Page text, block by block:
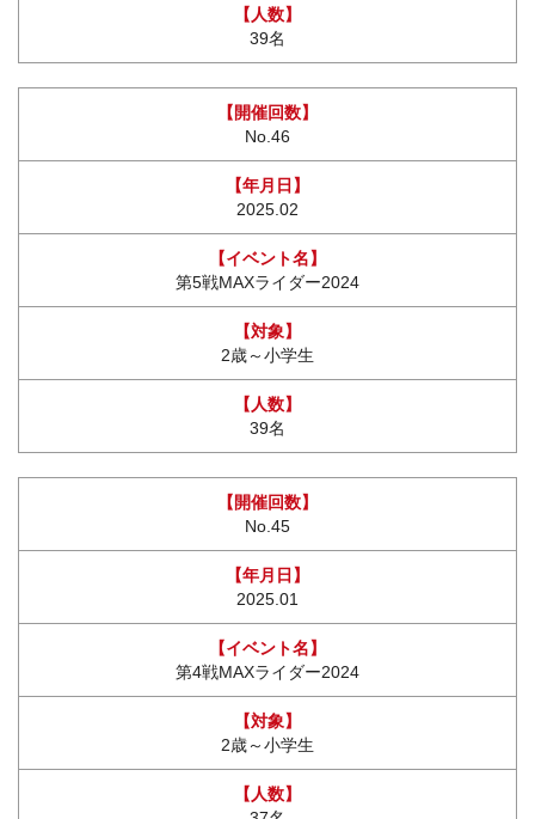
39名
No.46
2025.02
第5戦MAXライダー2024
2歳～小学生
39名
No.45
2025.01
第4戦MAXライダー2024
2歳～小学生